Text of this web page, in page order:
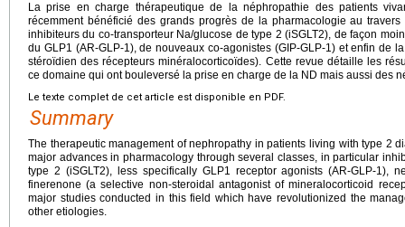
La prise en charge thérapeutique de la néphropathie des patients
récemment bénéficié des grands progrès de la pharmacologie au
inhibiteurs du co-transporteur Na/glucose de type 2 (iSGLT2), de façon
du GLP1 (AR-GLP-1), de nouveaux co-agonistes (GIP-GLP-1) et enfin de
stéroïdien des récepteurs minéralocorticoïdes). Cette revue détaille les
ce domaine qui ont bouleversé la prise en charge de la ND mais aussi des
Le texte complet de cet article est disponible en PDF.
Summary
The therapeutic management of nephropathy in patients living with type 2
major advances in pharmacology through several classes, in particular
type 2 (iSGLT2), less specifically GLP1 receptor agonists (AR-GLP-1),
finerenone (a selective non-steroidal antagonist of mineralocorticoid
major studies conducted in this field which have revolutionized the
other etiologies.